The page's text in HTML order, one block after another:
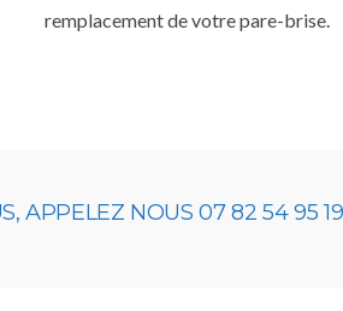
remplacement de votre pare-brise.
APPELEZ NOUS 07 82 54 95 19